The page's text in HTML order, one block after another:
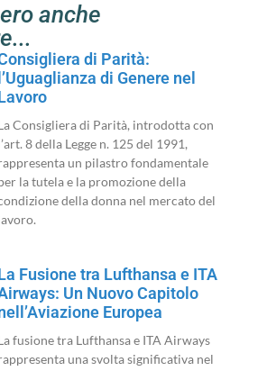
anche
di Parità:
l’Uguaglianza di Genere nel
Consigliera di Parità, introdotta con
8 della Legge n. 125 del 1991,
un pilastro fondamentale
la tutela e la promozione della
della donna nel mercato del
Fusione tra Lufthansa e ITA
Un Nuovo Capitolo
Europea
fusione tra Lufthansa e ITA Airways
una svolta significativa nel